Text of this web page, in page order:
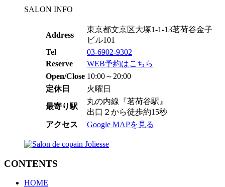
SALON INFO
Address
東京都文京区大塚1-1-13茗荷谷金子
ビル101
Tel
03-6902-9302
Reserve
WEB予約はこちら
Open/Close 10:00～20:00
定休日
火曜日
最寄り駅
丸の内線『茗荷谷駅』
出口２から徒歩約15秒
アクセス
Google MAPを見る
CONTENTS
HOME